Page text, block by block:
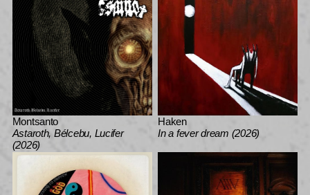
Montsanto
Astaroth, Bélcebu, Lucifer
(2026)
Haken
In a fever dream (2026)